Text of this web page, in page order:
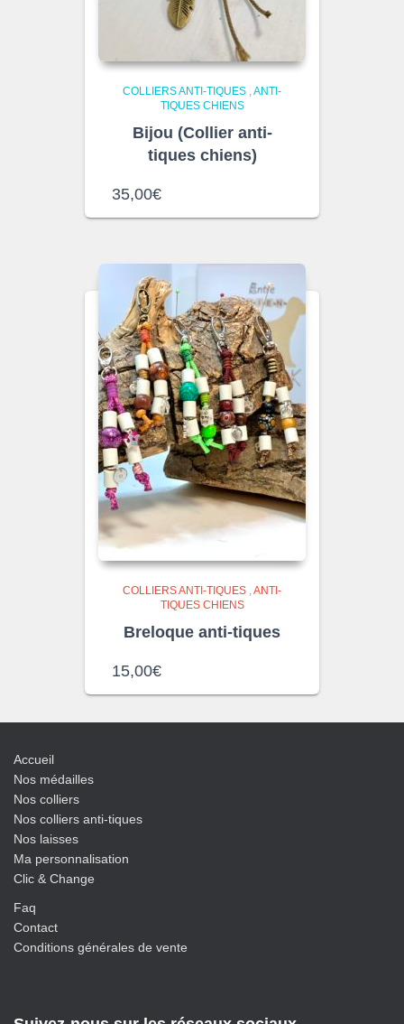
COLLIERS ANTI-TIQUES ANTI-
TIQUES CHIENS
Bijou (Collier anti-
tiques chiens)
35,00€
COLLIERS ANTI-TIQUES ANTI-
TIQUES CHIENS
Breloque anti-tiques
15,00€
Accueil
Nos médailles
Nos colliers
Nos colliers anti-tiques
Nos laisses
Ma personnalisation
Clic & Change
Faq
Contact
Conditions générales de vente